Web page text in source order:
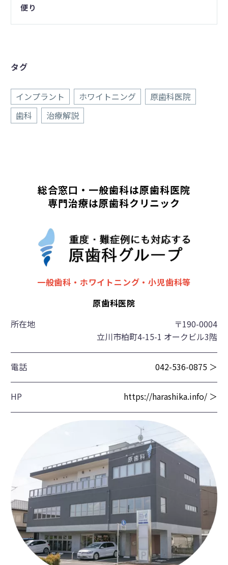
便り
タグ
インプラント ホワイトニング
原歯科医院
歯科
治療解説
総合窓口・一般歯科は原歯科医院
専門治療は原歯科クリニック
一般歯科・ホワイトニング・小児歯科等
原歯科医院
所在地
〒190-0004
立川市柏町4-15-1 オークビル3階
電話 042-536-0875 ＞
HP https://harashika.info/ ＞